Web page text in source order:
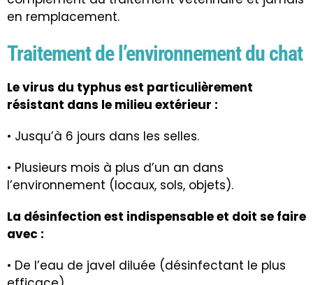
en remplacement.
Traitement de l’environnement du chat
Le virus du typhus est particulièrement
résistant dans le milieu extérieur :
• Jusqu’à 6 jours dans les selles.
• Plusieurs mois à plus d’un an dans
l’environnement (locaux, sols, objets).
La désinfection est indispensable et doit se faire
avec :
• De l’eau de javel diluée (désinfectant le plus